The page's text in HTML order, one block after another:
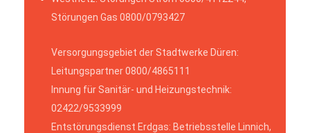
Störungen Gas 0800/0793427
Versorgungsgebiet der Stadtwerke Düren:
Leitungspartner 0800/4865111
Innung für Sanitär- und Heizungstechnik:
02422/9533999
Entstörungsdienst Erdgas: Betriebsstelle Linnich,